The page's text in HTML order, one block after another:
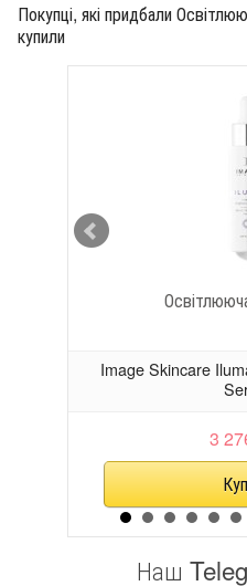
Покупці, які придбали
купили
Image Skincare
3
Наш